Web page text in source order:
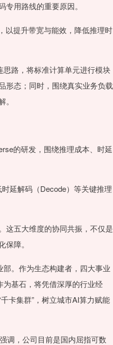
用路线的重要原因。
以提升带宽与能效，降低推理时
思路，将标准计算单元进行模块
形态；同时，围绕真实业务负载
的研发，围绕推理成本、时延
延解码（Decode）等关键推理
这五大维度的协同共振，不仅是
障。
部。作为生态构建者，四大事业
为基石，将凭借深厚的行业经
卡集群”，树立城市AI算力赋能
调，公司目前是国内屈指可数